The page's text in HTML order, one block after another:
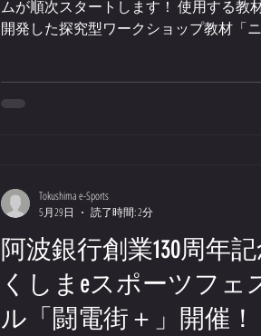
ムが順次スタートします！ 使用する教材は
開発した探究型ワークショップ教材「ニ
県 運営：徳島eスポーツ協会 教材提供・協力
阿波銀行創業130周年
くしまeスポーツフェ
ル「闘電街＋」開催
Tokushima e-Sports
5月29日
読了時間: 2分